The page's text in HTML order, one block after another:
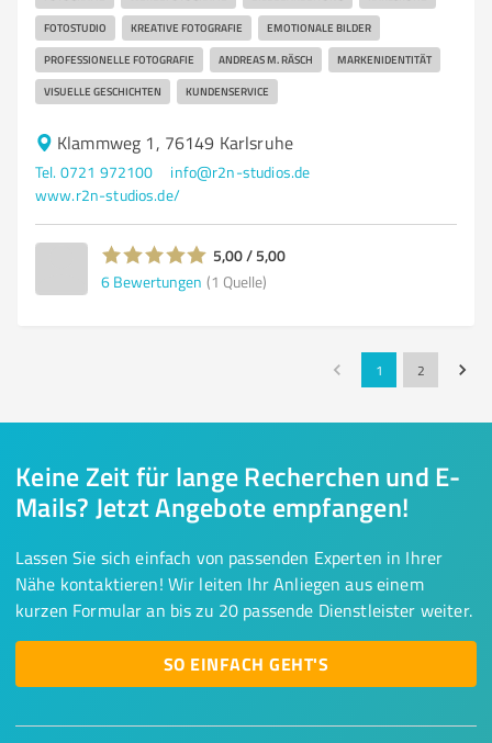
FOTOSTUDIO KREATIVE FOTOGRAFIE EMOTIONALE BILDER
PROFESSIONELLE FOTOGRAFIE ANDREAS M. RÄSCH MARKENIDENTITÄT
VISUELLE GESCHICHTEN KUNDENSERVICE
Klammweg 1, 76149 Karlsruhe
Tel. 0721 972100
info@r2n-studios.de
www.r2n-studios.de/
5,00 / 5,00
6 Bewertungen (1 Quelle)
1 2
Keine Zeit für lange Recherchen und E-
Mails? Jetzt Angebote empfangen!
Lassen Sie sich einfach von passenden Experten in Ihrer
Nähe kontaktieren! Wir leiten Ihr Anliegen aus einem
kurzen Formular an bis zu 20 passende Dienstleister weiter.
SO EINFACH GEHT'S